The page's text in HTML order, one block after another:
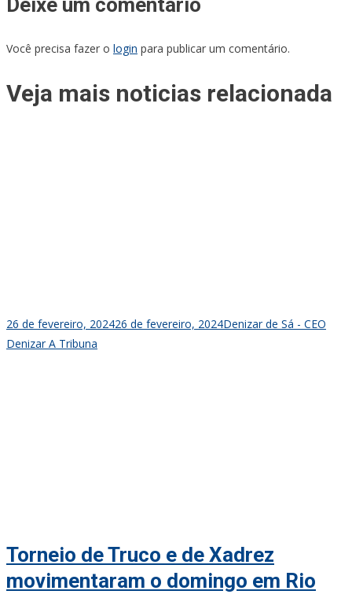
Você precisa fazer o login para publicar um comentário.
Veja mais noticias relacionada
26 de fevereiro, 202426 de fevereiro, 2024Denizar de Sá - CEO
Denizar A Tribuna
Torneio de Truco e de Xadrez
movimentaram o domingo em Rio